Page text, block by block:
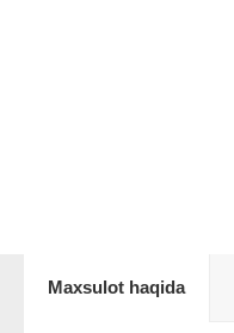
Maxsulot haqida